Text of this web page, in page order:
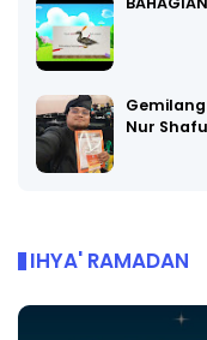
Nur
IHYA' RAMADAN